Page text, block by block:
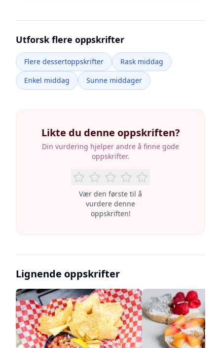
Utforsk flere oppskrifter
Flere dessertoppskrifter
Rask middag
Enkel middag
Sunne middager
Likte du denne oppskriften?
Din vurdering hjelper andre å finne gode
oppskrifter.
Vær den første til å
vurdere denne
oppskriften!
Lignende oppskrifter